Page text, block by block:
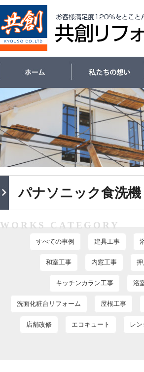
パナソニック食洗
WORKS CATEGORY
すべての事例 建具工事
和室工事 内窓工事 押
キッチンカラン工事 浴
洗面化粧台リフォーム 屋根工事
店舗改修 エコキュート レ